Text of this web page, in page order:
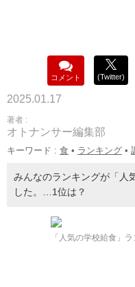
コメント (Twitter)
2025.01.17
著者 :
オトナンサー編集部
キーワード : 食 • ランキング •
みんなのランキングが「人
した。…1位は？
「人気の学校給食」